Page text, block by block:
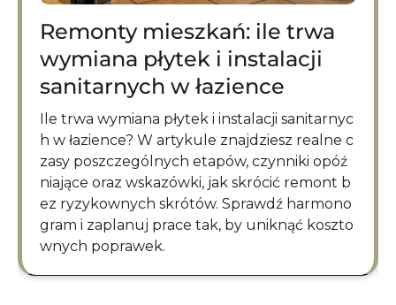
Remonty mieszkań: ile trwa
wymiana płytek i instalacji
sanitarnych w łazience
Ile trwa wymiana płytek i instalacji sanitarnyc
h w łazience? W artykule znajdziesz realne c
zasy poszczególnych etapów, czynniki opóź
niające oraz wskazówki, jak skrócić remont b
ez ryzykownych skrótów. Sprawdź harmono
gram i zaplanuj prace tak, by uniknąć koszto
wnych poprawek.